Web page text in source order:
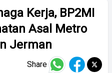
Kerja, BP2MI
Asal Metro
Jerman
Share